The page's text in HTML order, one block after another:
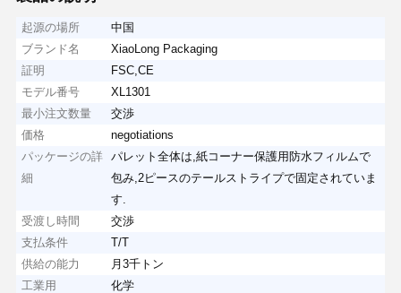
起源の場所
中国
ブランド名
XiaoLong Packaging
証明
FSC,CE
モデル番号
XL1301
最小注文数量
交渉
価格
negotiations
パッケージの詳
細
パレット全体は,紙コーナー保護用防水フィルムで
包み,2ピースのテールストライプで固定されていま
す.
受渡し時間
交渉
支払条件
T/T
供給の能力
月3千トン
工業用
化学